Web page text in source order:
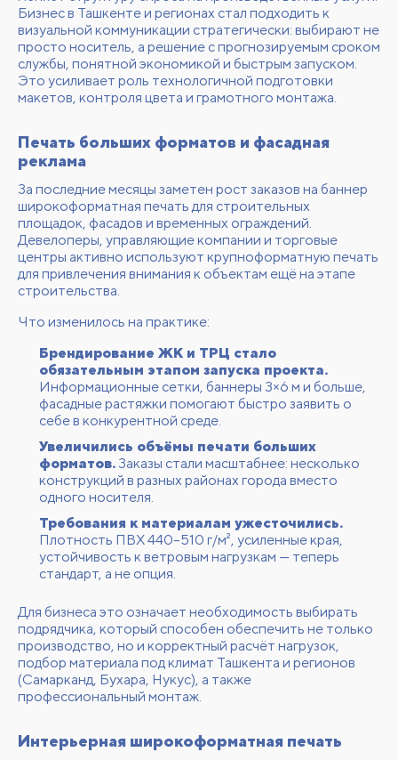
Бизнес в Ташкенте и регионах стал подходить к
визуальной коммуникации стратегически: выбирают не
просто носитель, а решение с прогнозируемым сроком
службы, понятной экономикой и быстрым запуском.
Это усиливает роль технологичной подготовки
макетов, контроля цвета и грамотного монтажа.
Печать больших форматов и фасадная
реклама
За последние месяцы заметен рост заказов на баннер
широкоформатная печать для строительных
площадок, фасадов и временных ограждений.
Девелоперы, управляющие компании и торговые
центры активно используют крупноформатную печать
для привлечения внимания к объектам ещё на этапе
строительства.
Что изменилось на практике:
Брендирование ЖК и ТРЦ стало
обязательным этапом запуска проекта.
Информационные сетки, баннеры 3×6 м и больше,
фасадные растяжки помогают быстро заявить о
себе в конкурентной среде.
Увеличились объёмы печати больших
форматов. Заказы стали масштабнее: несколько
конструкций в разных районах города вместо
одного носителя.
Требования к материалам ужесточились.
Плотность ПВХ 440–510 г/м², усиленные края,
устойчивость к ветровым нагрузкам — теперь
стандарт, а не опция.
Для бизнеса это означает необходимость выбирать
подрядчика, который способен обеспечить не только
производство, но и корректный расчёт нагрузок,
подбор материала под климат Ташкента и регионов
(Самарканд, Бухара, Нукус), а также
профессиональный монтаж.
Интерьерная широкоформатная печать